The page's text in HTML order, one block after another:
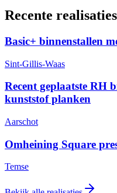
Recente realisaties
Basic+ binnenstallen
Sint-Gillis-Waas
Recent geplaatste RH
kunststof planken
Aarschot
Omheining Square
Temse